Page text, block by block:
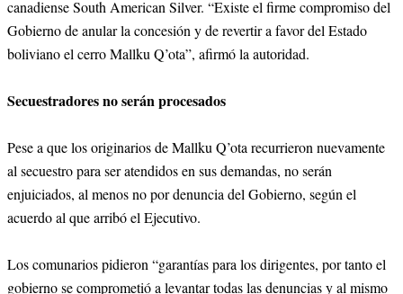
canadiense South American Silver. “Existe el firme compromiso del
Gobierno de anular la concesión y de revertir a favor del Estado
boliviano el cerro Mallku Q’ota”, afirmó la autoridad.
Secuestradores no serán procesados
Pese a que los originarios de Mallku Q’ota recurrieron nuevamente
al secuestro para ser atendidos en sus demandas, no serán
enjuiciados, al menos no por denuncia del Gobierno, según el
acuerdo al que arribó el Ejecutivo.
Los comunarios pidieron “garantías para los dirigentes, por tanto el
gobierno se comprometió a levantar todas las denuncias y al mismo